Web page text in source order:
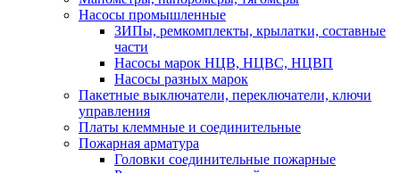
Насосы промышленные
ЗИПы, ремкомплекты, крылатки, составные
части
Насосы марок НЦВ, НЦВС, НЦВП
Насосы разных марок
Пакетные выключатели, переключатели, ключи
управления
Платы клеммные и соединительные
Пожарная арматура
Головки соединительные пожарные